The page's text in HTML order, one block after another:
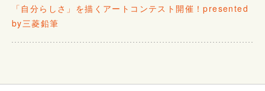
「自分らしさ」を描くアートコンテスト開催！presented
by三菱鉛筆